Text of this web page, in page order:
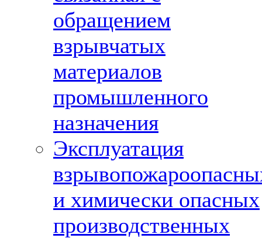
обращением
взрывчатых
материалов
промышленного
назначения
Эксплуатация
и химически опасных
производственных